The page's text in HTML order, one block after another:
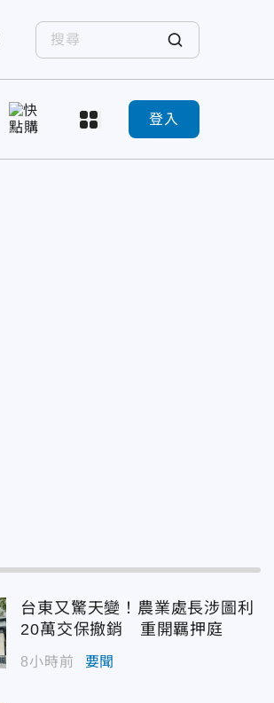
登入
台東又驚天變！農業處長涉圖利
20萬交保撤銷 重開羈押庭
8小時前 要聞